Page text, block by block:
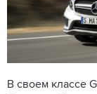
В своем классе